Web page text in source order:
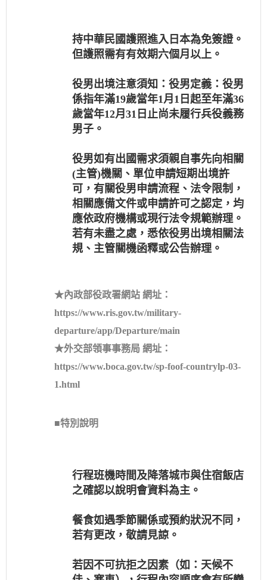
持中華民國護照進入日本為免簽證。
但護照需有有效期六個月以上。
役男出境注意須知：役男定義：役男
係指年滿19歲當年1月1日起至年滿36
歲當年12月31日止尚未履行兵役義務
男子。
役男如有出國需求須親自事先向相關
(主管)機關、單位申請短期出境許
可，有關役男申請流程、法令限制，
相關應備文件或申請許可之認定，均
應依政府機構或現行法令規範辦理。
若有未盡之處，悉依役男出境相關法
規、主管關機函釋或公告辦理。
★內政部役政署網站 網址：
https://www.ris.gov.tw/military-
departure/app/Departure/main
★外交部領事事務局 網址：
https://www.boca.gov.tw/sp-foof-countrylp-03-
1.html
■特別說明
行程班機時間及降落城市與住宿飯店
之確認以說明會資料為主。
餐食如遇季節關係或預約狀況不同，
若有更改，敬請見諒。
若因不可抗拒之因素（如：天候不